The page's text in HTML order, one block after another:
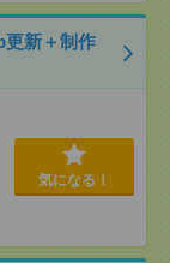
新＋制作
気になる！